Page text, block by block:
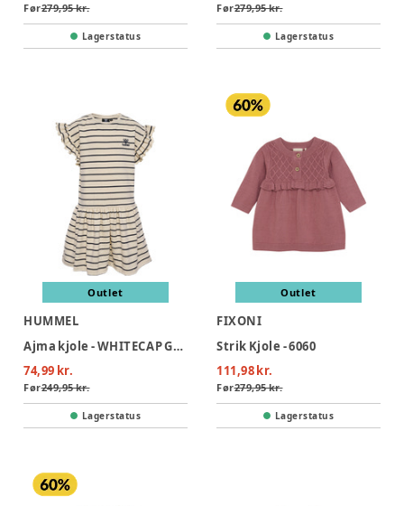
Før279,95 kr.
Lagerstatus
Før279,95 kr.
Lagerstatus
Outlet
HUMMEL
Ajma kjole - WHITECAP GRAY
74,99 kr.
Før249,95 kr.
Lagerstatus
Outlet
FIXONI
Strik Kjole - 6060
111,98 kr.
Før279,95 kr.
Lagerstatus